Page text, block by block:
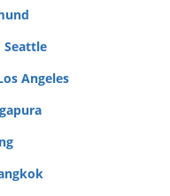
Seattle
Angeles